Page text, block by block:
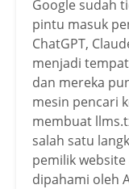
Google sudah
pintu masuk
ChatGPT,
menjadi
dan mereka
mesin pencari
membuat
salah satu
pemilik
dipahami oleh